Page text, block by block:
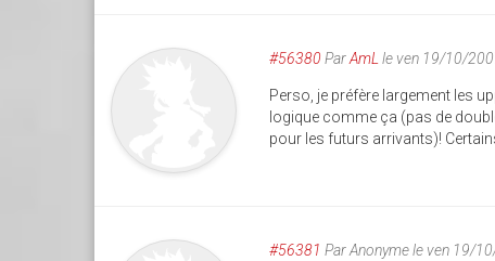
#56380 ParAmL le ven 19/10/
Perso, je préfère largement les
logique comme ça (pas de
pour les futurs arrivants)!
#56381 ParAnonymele ven 19/